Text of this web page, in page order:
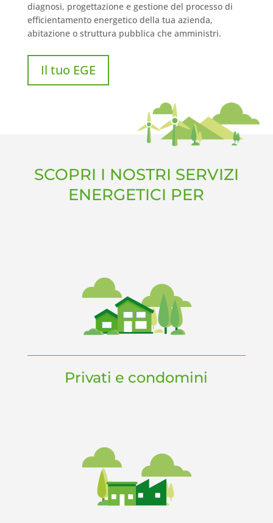
diagnosi, progettazione e gestione del processo di
efficientamento energetico della tua azienda,
abitazione o struttura pubblica che amministri.
Il tuo EGE
SCOPRI I NOSTRI SERVIZI
ENERGETICI PER
Privati e condomini